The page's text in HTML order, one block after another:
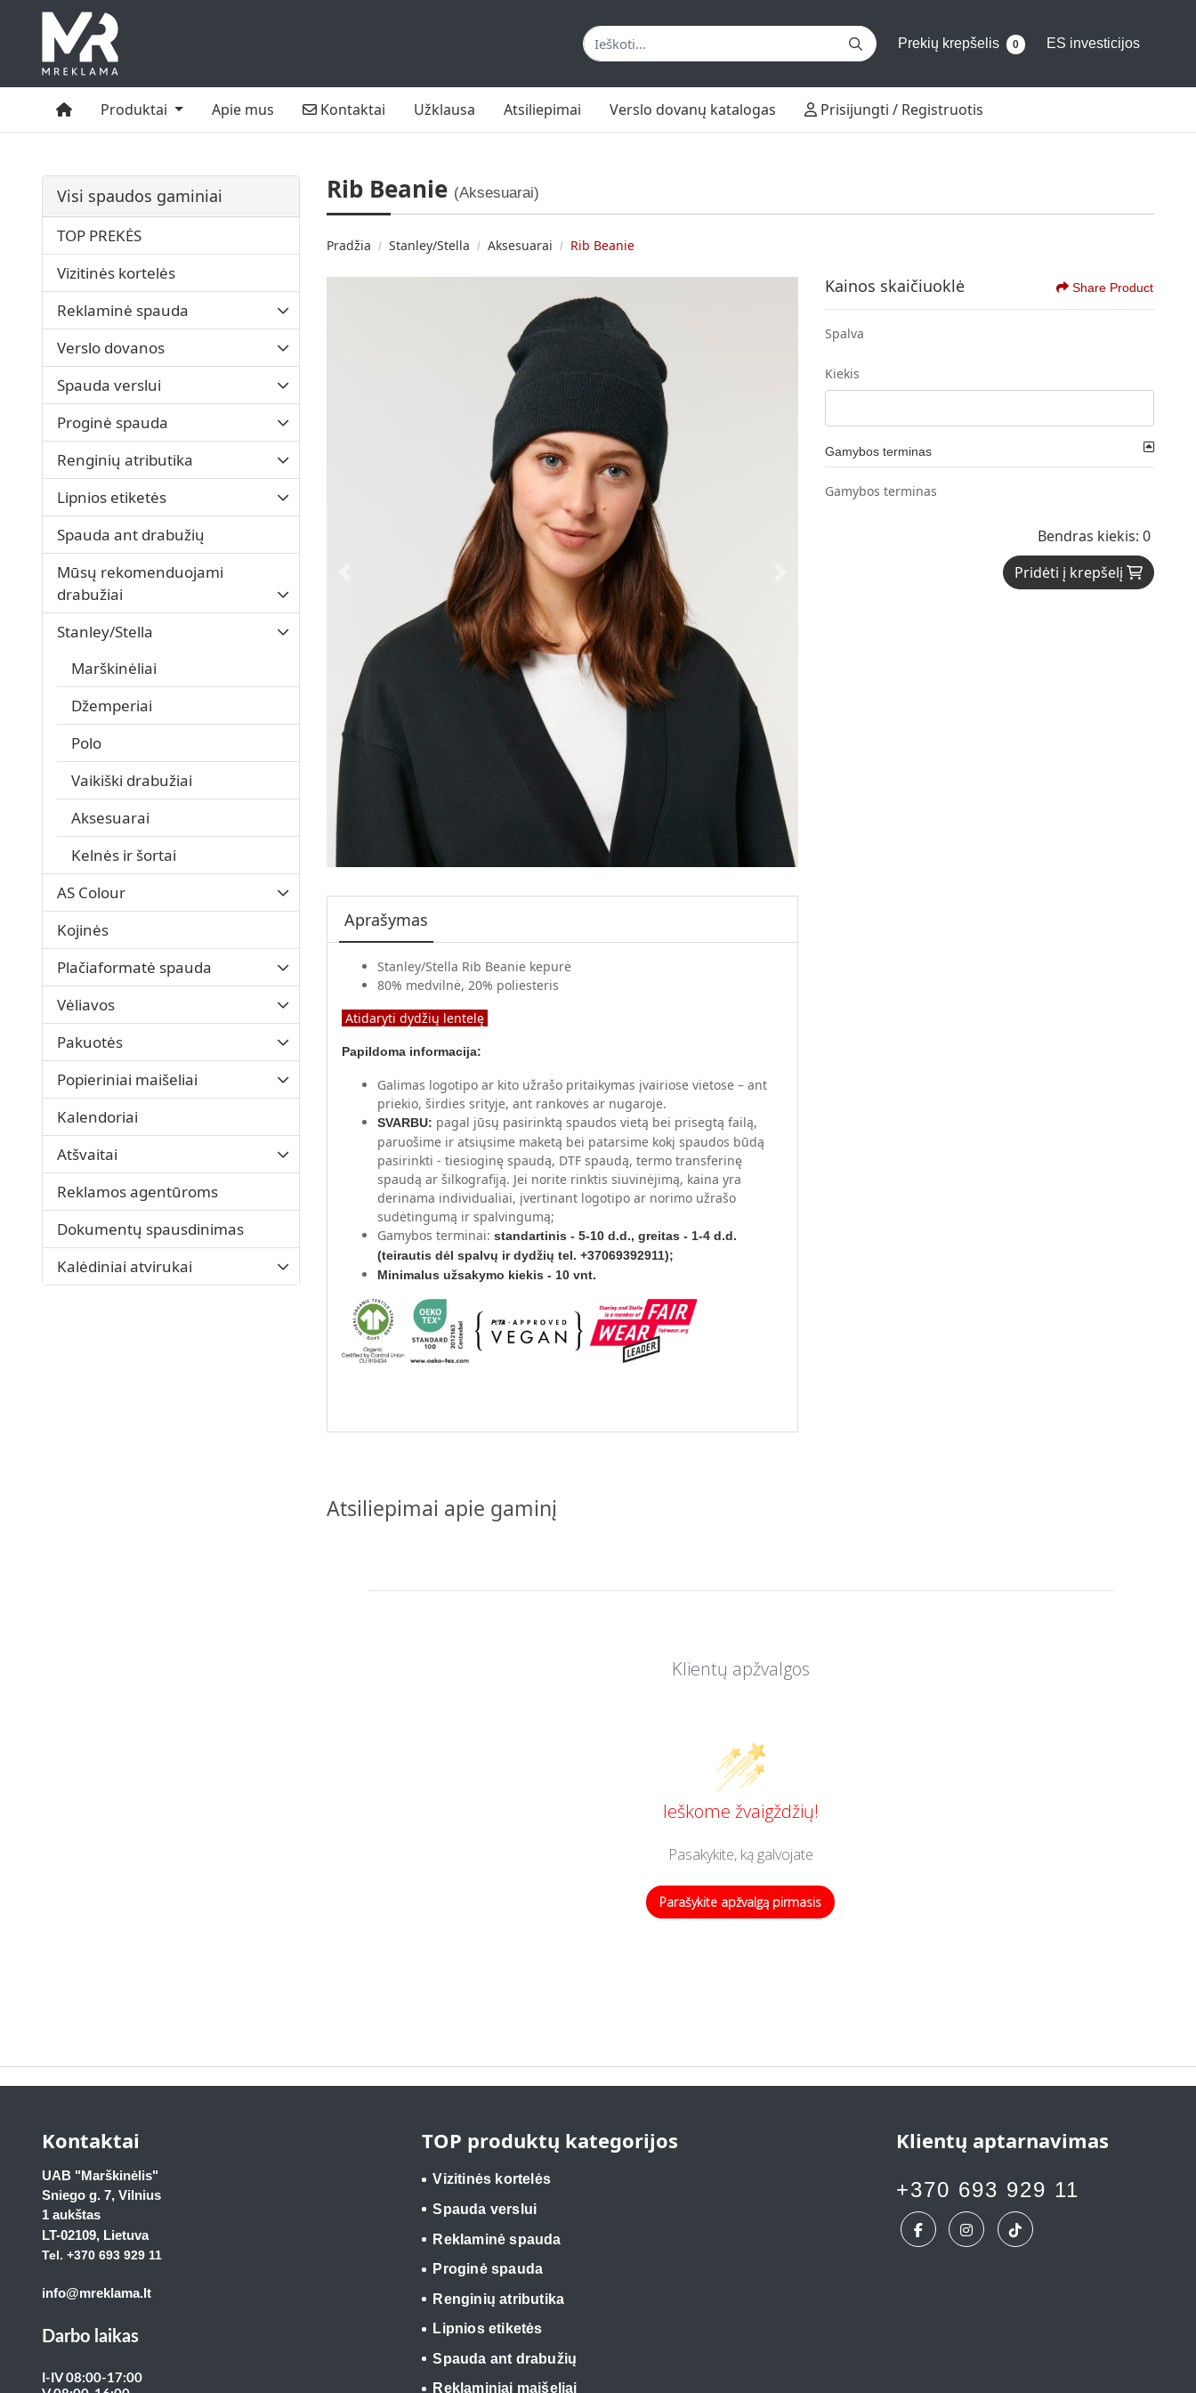
Prekių krepšelis 0 ES investicijos
NamaiProduktai Apie mus Kontaktai
Kontaktai Užklausa Atsiliepimai Verslo dovanų katalogas Prisijungti / Registruotis
Prisijungti / Registruotis
Visi spaudos gaminiai
TOP PREKĖS
Vizitinės kortelės
Reklaminė spauda
Verslo dovanos
Spauda verslui
Proginė spauda
Renginių atributika
Lipnios etiketės
Spauda ant drabužių
Mūsų rekomenduojami
drabužiai
Stanley/Stella
Marškinėliai
Džemperiai
Polo
Vaikiški drabužiai
Aksesuarai
Kelnės ir šortai
AS Colour
Kojinės
Plačiaformatė spauda
Vėliavos
Pakuotės
Popieriniai maišeliai
Kalendoriai
Atšvaitai
Reklamos agentūroms
Dokumentų spausdinimas
Kalėdiniai atvirukai
Rib Beanie (Aksesuarai)
Pradžia Stanley/Stella Aksesuarai Rib Beanie
Aprašymas
Stanley/Stella Rib Beanie kepurė
80% medvilnė, 20% poliesteris
Atidaryti dydžių lentelę
Papildoma informacija:
Galimas logotipo ar kito užrašo pritaikymas įvairiose vietose – ant
priekio, širdies srityje, ant rankovės ar nugaroje.
SVARBU: pagal jūsų pasirinktą spaudos vietą bei prisegtą failą,
paruošime ir atsiųsime maketą bei patarsime kokį spaudos būdą
pasirinkti - tiesioginę spaudą, DTF spaudą, termo transferinę
spaudą ar šilkografiją. Jei norite rinktis siuvinėjimą, kaina yra
derinama individualiai, įvertinant logotipo ar norimo užrašo
sudėtingumą ir spalvingumą;
Gamybos terminai: standartinis - 5-10 d.d., greitas - 1-4 d.d.
(teirautis dėl spalvų ir dydžių tel. +37069392911);
Minimalus užsakymo kiekis - 10 vnt.
Kainos skaičiuoklė Share Product
Spalva
Kiekis
Gamybos terminas
Gamybos terminas
Bendras kiekis: 0
Pridėti į krepšelį
Atsiliepimai apie gaminį
Klientų apžvalgos
Ieškome žvaigždžių!
Pasakykite, ką galvojate
Parašykite apžvalgą pirmasis
Kontaktai
UAB "Marškinėlis"
Sniego g. 7, Vilnius
1 aukštas
LT-02109, Lietuva
Tel. +370 693 929 11
info@mreklama.lt
Darbo laikas
I-IV 08:00-17:00
TOP produktų kategorijos
Vizitinės kortelės
Spauda verslui
Reklaminė spauda
Proginė spauda
Renginių atributika
Lipnios etiketės
Spauda ant drabužių
Reklaminiai maišeliai
Klientų aptarnavimas
+370 693 929 11